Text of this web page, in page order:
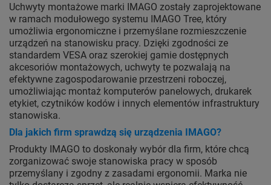
Uchwyty montażowe marki IMAGO zostały zaprojektowane
w ramach modułowego systemu IMAGO Tree, który
umożliwia ergonomiczne i przemyślane rozmieszczenie
urządzeń na stanowisku pracy. Dzięki zgodności ze
standardem VESA oraz szerokiej gamie dostępnych
akcesoriów montażowych, uchwyty te pozwalają na
efektywne zagospodarowanie przestrzeni roboczej,
umożliwiając montaż komputerów panelowych, drukarek
etykiet, czytników kodów i innych elementów infrastruktury
stanowiska.
Dla jakich firm sprawdzą się urządzenia IMAGO?
Produkty IMAGO to doskonały wybór dla firm, które chcą
zorganizować swoje stanowiska pracy w sposób
przemyślany i zgodny z zasadami ergonomii. Marka nie